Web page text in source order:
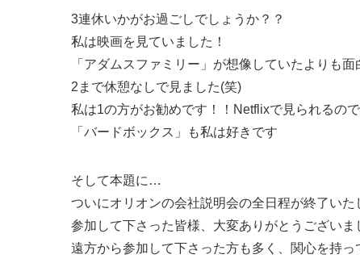
3連休いかがお過ごしでしょうか？？
私は映画を見ていました！
「アダムスファミリー」が想像していたよりも面
2まで休憩なしで見ました(笑)
私は1の方がお勧めです！！Netflixで見られるので
「バードボックス」も私は好きです
そして本題に…
ついにオリオンの会社説明会の全日程が終了いた
参加して下さった皆様、大変ありがとうございま
遠方から参加して下さった方も多く、関心を持っ